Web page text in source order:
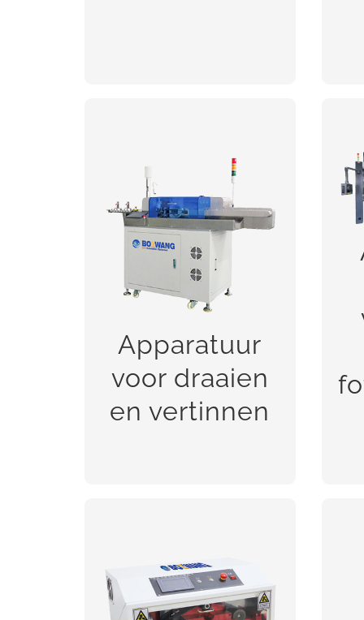
Apparatuur
voor draaien
en vertinnen
Apparatuur voor
draaien en vertinnen
BEKIJK!
Apparatuur voor het
snijden van